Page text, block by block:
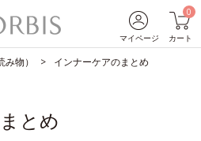
マイページ
0
カート
物） インナーケアのまとめ
とめ